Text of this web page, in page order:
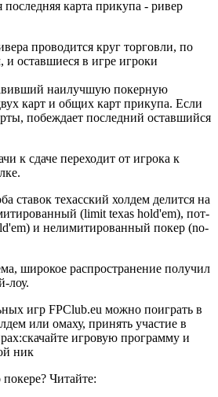
карта прикупа - ривер
проводится круг торговли, по
оставшиеся в игре игроки
наилучшую покерную
карт и общих карт прикупа. Если
побеждает последний оставшийся
к сдаче переходит от игрока к
ставок техасский холдем делится на
(limit texas hold'em), пот-
и нелимитированный покер (no-
широкое распространение получил
лоу.
игр FPClub.eu можно поиграть в
или омаху, принять участие в
игровую программу и
ник
Читайте: